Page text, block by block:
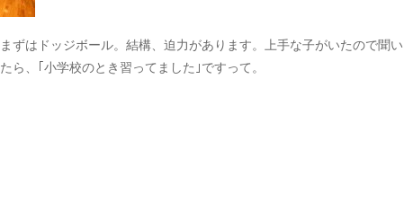
まずはドッジボール。結構、迫力があります。上手な子がいたので聞い
たら、｢小学校のとき習ってました｣ですって。